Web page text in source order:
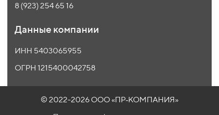
8 (923) 254 65 16
Данные компании
ИНН 5403065955
ОГРН 1215400042758
© 2022-2026 ООО «ПР‑КОМПАНИЯ»